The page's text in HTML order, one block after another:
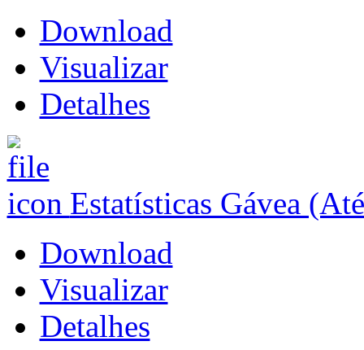
Download
Visualizar
Detalhes
Estatísticas Gávea
Download
Visualizar
Detalhes